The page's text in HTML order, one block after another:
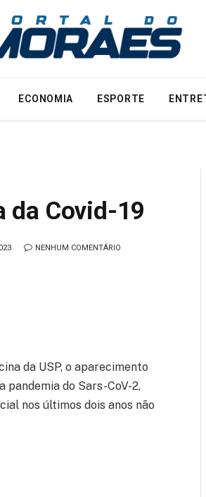
ECONOMIA ESPORTE
da Covid-19
NENHUM COMENTÁRIO
da USP, o aparecimento
pandemia do Sars-CoV-2,
nos últimos dois anos não